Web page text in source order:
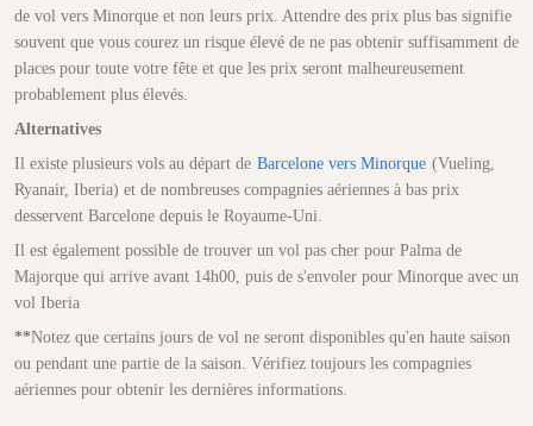
de vol vers Minorque et non leurs prix. Attendre des prix plus bas signifie
souvent que vous courez un risque élevé de ne pas obtenir suffisamment de
places pour toute votre fête et que les prix seront malheureusement
probablement plus élevés.
Alternatives
Il existe plusieurs vols au départ de Barcelone vers Minorque (Vueling,
Ryanair, Iberia) et de nombreuses compagnies aériennes à bas prix
desservent Barcelone depuis le Royaume-Uni.
Il est également possible de trouver un vol pas cher pour Palma de
Majorque qui arrive avant 14h00, puis de s'envoler pour Minorque avec un
vol Iberia
**Notez que certains jours de vol ne seront disponibles qu'en haute saison
ou pendant une partie de la saison. Vérifiez toujours les compagnies
aériennes pour obtenir les dernières informations.